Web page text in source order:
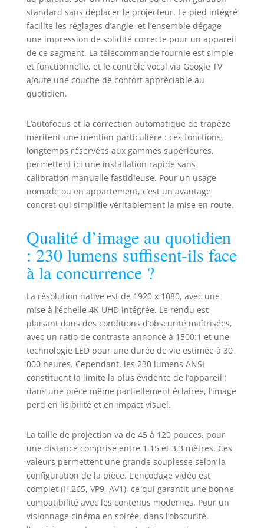
gagnent une profondeur inédite,
transformant votre pièce en une
salle de concert. Avec un niveau
de bruit inférieur à 30 dB, même
durant les scènes les plus calmes,
le son du ventilateur ne vous
dérangera pas. 【Native 1080P, 4K
Parfaites】 - La technologie
ImmersiColor de TCL restitue les
détails avec une précision
chromatique impeccable,
optimisée pour une qualité
compatibilité avec HDR10 et 4K
video, il vous permet de profiter de
modes visuels professionnels, la
visualisation est toujours idéale de
jour comme de nuit. De plus, le
retroprojecteur 4K est conçu avec
(les lumens ISO ne peuvent pas
être falsifiés, mais les lumens ANSI
peuvent l'être ; 230 ISO équivalent
à 1000 ANSI faussement
annoncés). 【Installation
Instantanée - Mini Projecteur
Portable】- Autofocus, Correction
Keystone et Support Rotatif à 285°.
L'algorithme intelligent de TCL
règle automatiquement la mise au
en quelques secondes. Le support
rotatif de 285° permet une
projection sous des angles de 95°
à -180°. Son design compact et sa
poignée intégrée le rendent
parfaitement portable. Que ce soit
dans une chambre, au salon pour
une soirée cinéma, dans le jardin
standard sans déplacer le projecteur. Le pied intégré
facilite les réglages d’angle, et l’ensemble dégage
une impression de solidité correcte pour un appareil
de ce segment. La télécommande fournie est simple
et fonctionnelle, et le contrôle vocal via Google TV
ajoute une couche de confort appréciable au
quotidien.
L’autofocus et la correction automatique de trapèze
méritent une mention particulière : ces fonctions,
longtemps réservées aux gammes supérieures,
permettent ici une installation rapide sans
calibration manuelle fastidieuse. Pour un usage
nomade ou en appartement, c’est un avantage
concret qui simplifie véritablement la mise en route.
Qualité d’image au quotidien
: 230 lumens suffisent-ils face
à la concurrence ?
La résolution native est de 1920 x 1080, avec une
mise à l’échelle 4K UHD intégrée. Le rendu est
plaisant dans des conditions d’obscurité maîtrisées,
avec un ratio de contraste annoncé à 1500:1 et une
technologie LED pour une durée de vie estimée à 30
000 heures. Cependant, les 230 lumens ANSI
constituent la limite la plus évidente de l’appareil :
dans une pièce même partiellement éclairée, l’image
perd en lisibilité et en impact visuel.
La taille de projection va de 45 à 120 pouces, pour
une distance comprise entre 1,15 et 3,3 mètres. Ces
valeurs permettent une grande souplesse selon la
configuration de la pièce. L’encodage vidéo est
complet (H.265, VP9, AV1), ce qui garantit une bonne
compatibilité avec les contenus modernes. Pour un
visionnage cinéma en soirée, dans l’obscurité,